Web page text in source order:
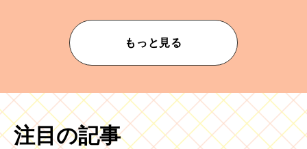
もっと見る
注目の記事